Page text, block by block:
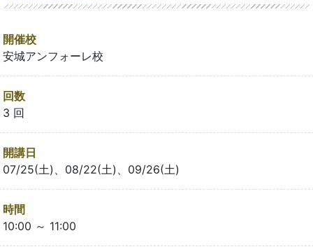
開催校
安城アンフォーレ校
回数
3 回
開講日
07/25(土)、08/22(土)、09/26(土)
時間
10:00 ～ 11:00